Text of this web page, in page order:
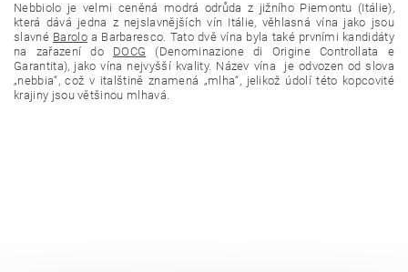
Nebbiolo je velmi ceněná modrá odrůda z jižního Piemontu (Itálie),
která dává jedna z nejslavnějších vín Itálie, věhlasná vína jako jsou
slavné Baroloa Barbaresco. Tato dvě vína byla také prvními kandidáty
na zařazení do DOCG (Denominazione di Origine Controllata e
Garantita), jako vína nejvyšší kvality. Název vína je odvozen od slova
„nebbia“, což v italštině znamená „mlha“, jelikož údolí této kopcovité
krajiny jsou většinou mlhavá.